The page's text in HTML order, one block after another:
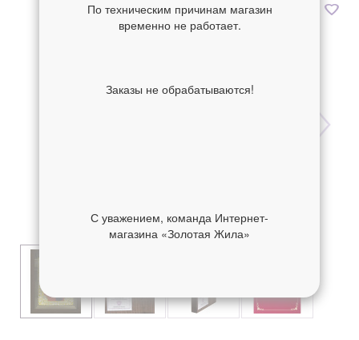
По техническим причинам магазин
временно не работает.
Заказы не обрабатываются!
С уважением, команда Интернет-
магазина «Золотая Жила»